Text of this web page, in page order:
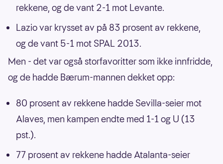
rekkene, og de vant 2-1 mot Levante.
Lazio var krysset av på 83 prosent av rekkene,
og de vant 5-1 mot SPAL 2013.
Men - det var også storfavoritter som ikke innfridde,
og de hadde Bærum-mannen dekket opp:
80 prosent av rekkene hadde Sevilla-seier mot
Alaves, men kampen endte med 1-1 og U (13
pst.).
77 prosent av rekkene hadde Atalanta-seier